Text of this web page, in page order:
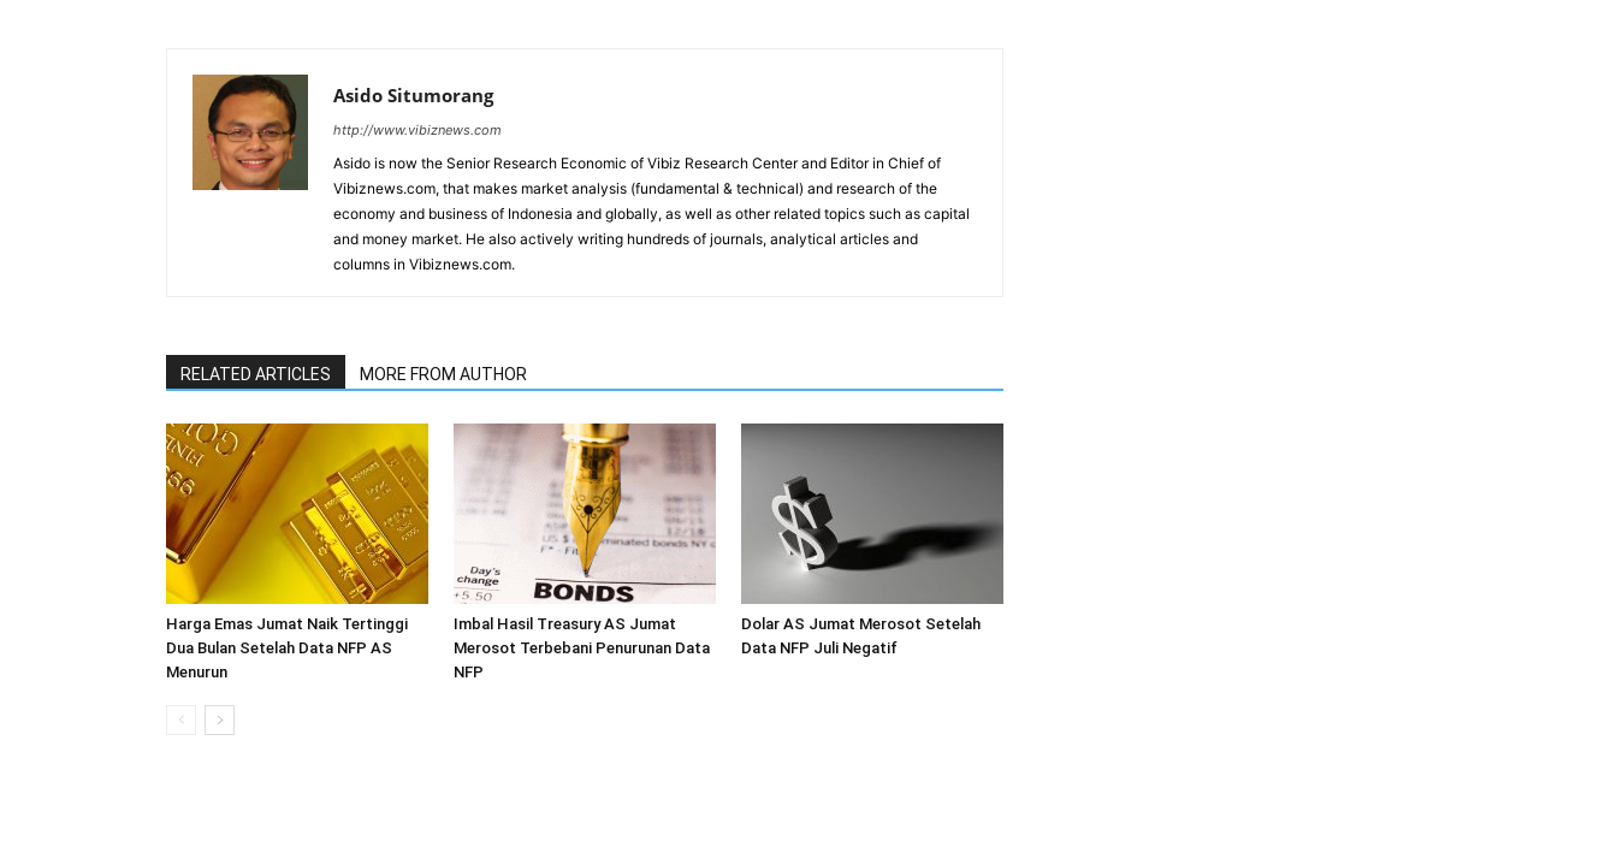
Asido Situmorang
http://www.vibiznews.com
Asido is now the Senior Research Economic of Vibiz Research Center and Editor in Chief of
Vibiznews.com, that makes market analysis (fundamental & technical) and research of the
economy and business of Indonesia and globally, as well as other related topics such as capital
and money market. He also actively writing hundreds of journals, analytical articles and
columns in Vibiznews.com.
RELATED ARTICLES MORE FROM AUTHOR
Harga Emas Jumat Naik Tertinggi
Dua Bulan Setelah Data NFP AS
Menurun
Imbal Hasil Treasury AS Jumat
Merosot Terbebani Penurunan Data
NFP
Dolar AS Jumat Merosot Setelah
Data NFP Juli Negatif